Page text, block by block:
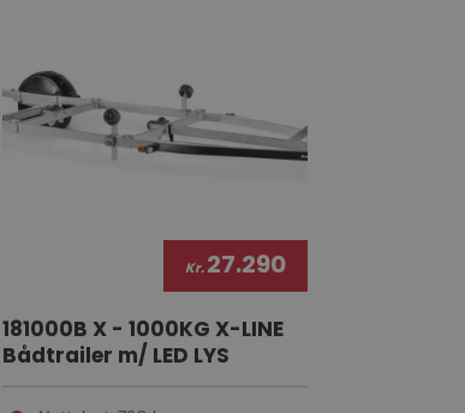
Kr.27.290
181000B X - 1000KG X-LINE
Bådtrailer m/ LED LYS